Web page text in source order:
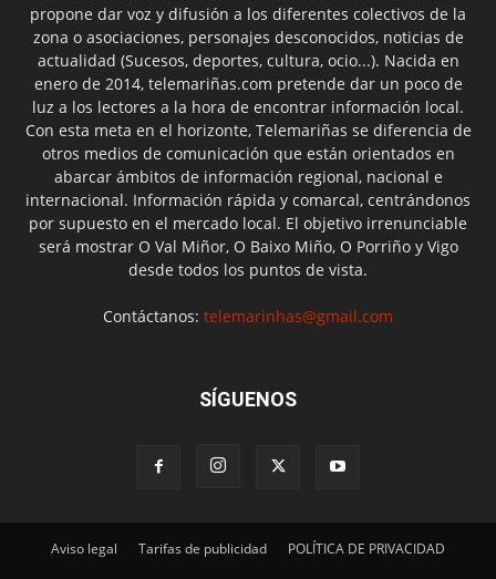
propone dar voz y difusión a los diferentes colectivos de la
zona o asociaciones, personajes desconocidos, noticias de
actualidad (Sucesos, deportes, cultura, ocio...). Nacida en
enero de 2014, telemariñas.com pretende dar un poco de
luz a los lectores a la hora de encontrar información local.
Con esta meta en el horizonte, Telemariñas se diferencia de
otros medios de comunicación que están orientados en
abarcar ámbitos de información regional, nacional e
internacional. Información rápida y comarcal, centrándonos
por supuesto en el mercado local. El objetivo irrenunciable
será mostrar O Val Miñor, O Baixo Miño, O Porriño y Vigo
desde todos los puntos de vista.
Contáctanos: telemarinhas@gmail.com
SÍGUENOS
Aviso legal Tarifas de publicidad POLÍTICA DE PRIVACIDAD